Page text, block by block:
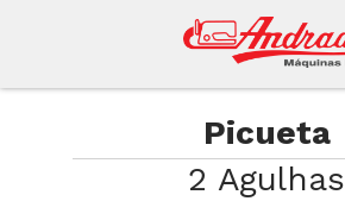
Andrade
Sansei
Picueta
2 Agulhas